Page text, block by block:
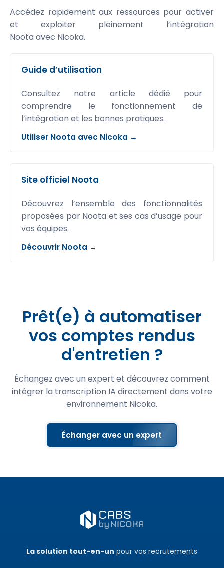
Accédez rapidement aux ressources pour activer
et exploiter pleinement l’intégration
Noota avec Nicoka.
Guide d’utilisation
Consultez notre article dédié pour
comprendre le fonctionnement de
l’intégration et les bonnes pratiques.
Utiliser Noota avec Nicoka →
Site officiel Noota
Découvrez l’ensemble des fonctionnalités
proposées par Noota et ses cas d’usage pour
vos équipes.
Découvrir Noota →
Prêt(e) à automatiser
vos comptes rendus
d'entretien ?
Échangez avec un expert et découvrez comment
intégrer la transcription IA directement dans votre
environnement Nicoka.
Échanger avec un expert
La solution tout-en-un pour vos recrutements